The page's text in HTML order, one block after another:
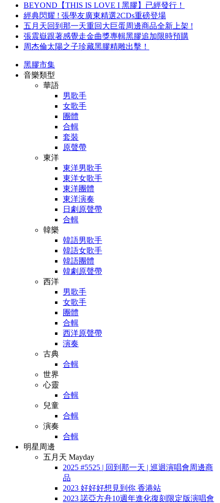
BEYOND【THIS IS LOVE I 黑膠】已經發行！
經典閃耀 ! 張學友廣東精選2CDs重磅登場
五月天回到那一天重回大巨蛋周邊商品全新上架 !
張震嶽跟著感覺走金曲獎專輯黑膠追加限時預購
周杰倫太陽之子珍藏黑膠精雕出擊！
黑膠市集
音樂類型
華語
男歌手
女歌手
團體
合輯
套裝
原聲帶
東洋
東洋男歌手
東洋女歌手
東洋團體
東洋演奏
日劇原聲帶
合輯
韓樂
韓語男歌手
韓語女歌手
韓語團體
韓劇原聲帶
西洋
男歌手
女歌手
團體
合輯
西洋原聲帶
演奏
古典
合輯
世界
心靈
合輯
兒童
合輯
演奏
合輯
明星周邊
五月天 Mayday
2025 #5525 | 回到那一天 | 巡迴演唱會周邊商
品
2023 好好好想見到你 香港站
2023 諾亞方舟10週年進化復刻限定版演唱會